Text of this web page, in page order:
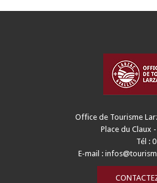
Office de Tourisme
Place du Claux
Tél :
E-mail :